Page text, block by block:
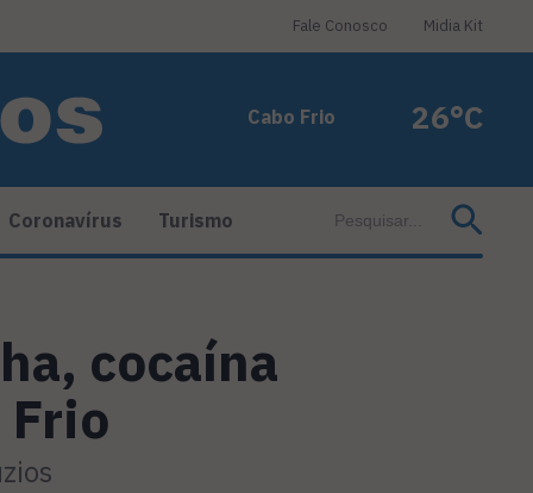
Fale Conosco Midia Kit
Cabo Frio 26°C
Coronavírus Turismo
cocaína
Frio